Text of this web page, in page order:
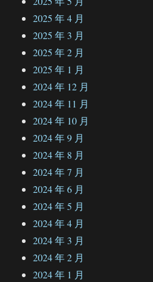
2025 年 4 月
2025 年 3 月
2025 年 2 月
2025 年 1 月
2024 年 12 月
2024 年 11 月
2024 年 10 月
2024 年 9 月
2024 年 8 月
2024 年 7 月
2024 年 6 月
2024 年 5 月
2024 年 4 月
2024 年 3 月
2024 年 2 月
2024 年 1 月